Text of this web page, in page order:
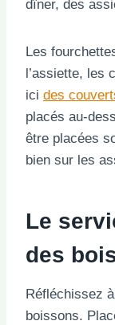
dîner, des
Les
l’assiette, les
ici des
placés au-
être placées
bien sur les
Le
des
Réfléchissez
boissons.